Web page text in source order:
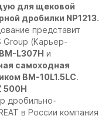
для щековой
дробилки NP1213.
представит
Group (Карьер-
L307Н и
самоходная
BM-10L1.5LC.
500H
дробильно-
в России компания